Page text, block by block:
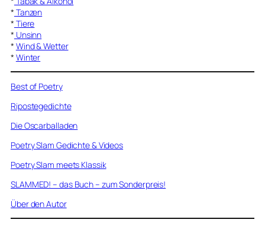
* Tanzen
* Tiere
* Unsinn
* Wind & Wetter
* Winter
Best of Poetry
Ripostegedichte
Die Oscarballaden
Poetry Slam Gedichte & Videos
Poetry Slam meets Klassik
SLAMMED! – das Buch – zum Sonderpreis!
Über den Autor